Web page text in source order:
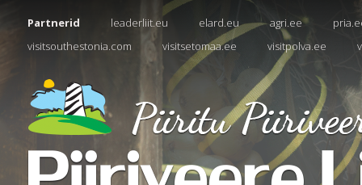
Partnerid leaderliit.eu elard.eu agri.ee
visitsouthestonia.com
visitsetomaa.ee visitpolva.ee